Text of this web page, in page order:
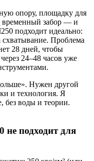
опору, площадку для
временный забор — и
подходит идеально:
схватывание. Проблема
28 дней, чтобы
24–48 часов уже
Нужен другой
и технология. Я
без воды и теории.
подходит для